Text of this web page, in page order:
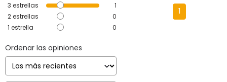
3 estrellas
1
2estrellas
0
1 estrella 0
Ordenar las opiniones
1